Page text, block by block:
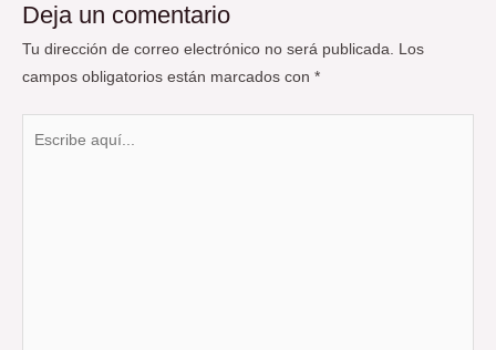
Deja un comentario
Tu dirección de correo electrónico no será publicada. Los
campos obligatorios están marcados con *